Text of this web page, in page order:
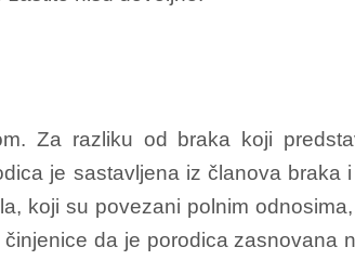
Za razliku od braka koji
je sastavljena iz članova
koji su povezani polnim
da je porodica zasnovana